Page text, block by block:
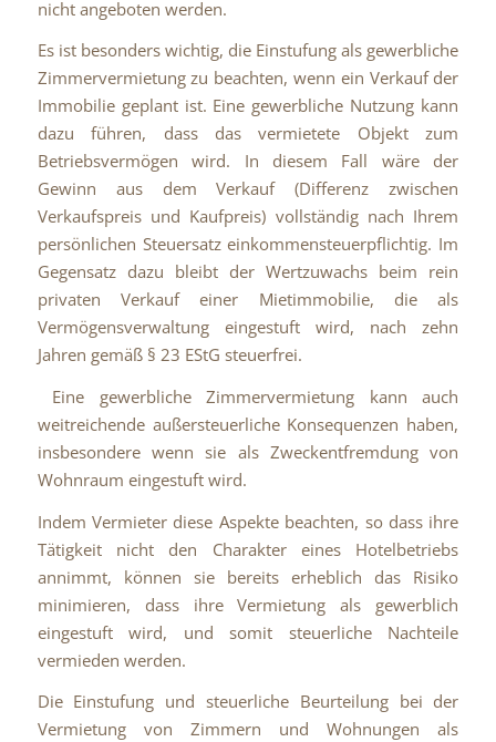
nicht angeboten werden.
Es ist besonders wichtig, die Einstufung als gewerbliche
Zimmervermietung zu beachten, wenn ein Verkauf der
Immobilie geplant ist. Eine gewerbliche Nutzung kann
dazu führen, dass das vermietete Objekt zum
Betriebsvermögen wird. In diesem Fall wäre der
Gewinn aus dem Verkauf (Differenz zwischen
Verkaufspreis und Kaufpreis) vollständig nach Ihrem
persönlichen Steuersatz einkommensteuerpflichtig. Im
Gegensatz dazu bleibt der Wertzuwachs beim rein
privaten Verkauf einer Mietimmobilie, die als
Vermögensverwaltung eingestuft wird, nach zehn
Jahren gemäß § 23 EStG steuerfrei.
Eine gewerbliche Zimmervermietung kann auch
weitreichende außersteuerliche Konsequenzen haben,
insbesondere wenn sie als Zweckentfremdung von
Wohnraum eingestuft wird.
Indem Vermieter diese Aspekte beachten, so dass ihre
Tätigkeit nicht den Charakter eines Hotelbetriebs
annimmt, können sie bereits erheblich das Risiko
minimieren, dass ihre Vermietung als gewerblich
eingestuft wird, und somit steuerliche Nachteile
vermieden werden.
Die Einstufung und steuerliche Beurteilung bei der
Vermietung von Zimmern und Wohnungen als